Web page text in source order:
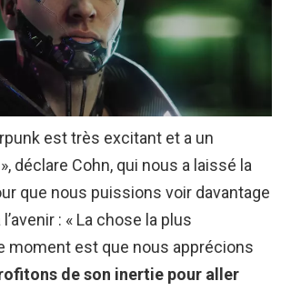
est très excitant et a un
déclare Cohn, qui nous a laissé la
que nous puissions voir davantage
: « La chose la plus
moment est que nous apprécions
de son inertie pour aller